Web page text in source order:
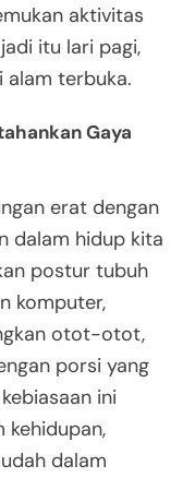
aktivitas
itu lari pagi,
alam terbuka.
Gaya
erat dengan
dalam hidup kita
postur tubuh
komputer,
otot-otot,
porsi yang
ini
kehidupan,
dalam